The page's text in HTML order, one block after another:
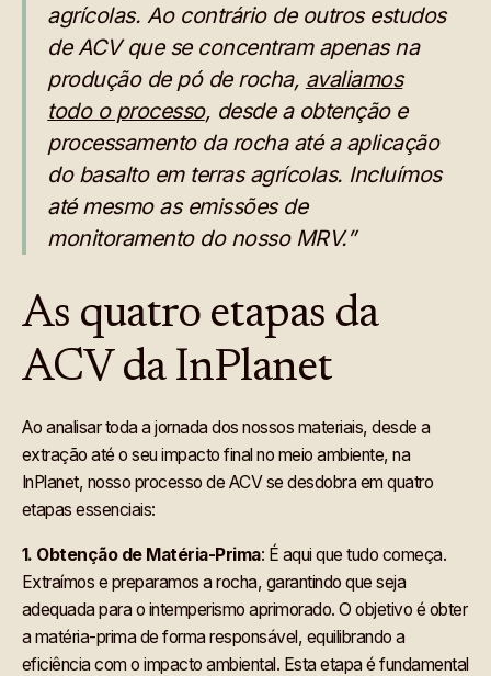
agrícolas. Ao contrário de outros estudos
de ACV que se concentram apenas na
produção de pó de rocha, avaliamos
todo o processo, desde a obtenção e
processamento da rocha até a aplicação
do basalto em terras agrícolas. Incluímos
até mesmo as emissões de
monitoramento do nosso MRV.”
As quatro etapas da
ACV da InPlanet
Ao analisar toda a jornada dos nossos materiais, desde a
extração até o seu impacto final no meio ambiente, na
InPlanet, nosso processo de ACV se desdobra em quatro
etapas essenciais:
1. Obtenção de Matéria-Prima: É aqui que tudo começa.
Extraímos e preparamos a rocha, garantindo que seja
adequada para o intemperismo aprimorado. O objetivo é obter
a matéria-prima de forma responsável, equilibrando a
eficiência com o impacto ambiental. Esta etapa é fundamental